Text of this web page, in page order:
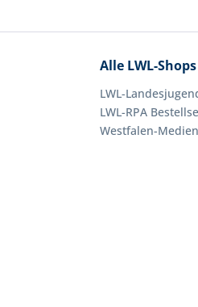
Alle LWL-Shops
LWL-
LWL-RPA
Westfalen-